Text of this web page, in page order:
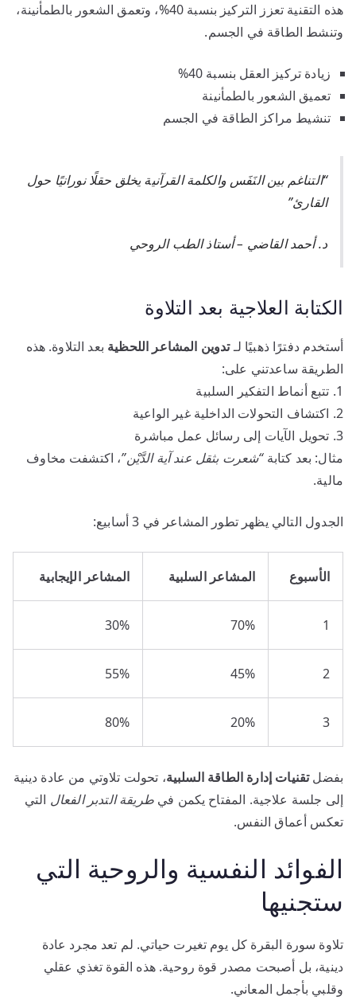
هذه التقنية تعزز التركيز بنسبة 40%، وتعمق الشعور بالطمأنينة،
وتنشط الطاقة في الجسم.
زيادة تركيز العقل بنسبة 40%
تعميق الشعور بالطمأنينة
تنشيط مراكز الطاقة في الجسم
“التناغم بين النَفَس والكلمة القرآنية يخلق حقلًا نورانيًا حول
القارئ”
د. أحمد القاضي – أستاذ الطب الروحي
الكتابة العلاجية بعد التلاوة
أستخدم دفترًا ذهبيًا لـتدوين المشاعر اللحظية بعد التلاوة. هذه
الطريقة ساعدتني على:
1. تتبع أنماط التفكير السلبية
2. اكتشاف التحولات الداخلية غير الواعية
3. تحويل الآيات إلى رسائل عمل مباشرة
مثال: بعد كتابة“شعرت بثقل عند آية الدَّيْن”، اكتشفت مخاوف
مالية.
الجدول التالي يظهر تطور المشاعر في 3 أسابيع:
الأسبوع المشاعر السلبية المشاعر الإيجابية
1
70%
30%
2
45%
55%
3
20%
80%
بفضلتقنيات إدارة الطاقة السلبية، تحولت تلاوتي من عادة دينية
إلى جلسة علاجية. المفتاح يكمن فيطريقة التدبر الفعال التي
تعكس أعماق النفس.
الفوائد النفسية والروحية التي
ستجنيها
تلاوة سورة البقرة كل يوم تغيرت حياتي. لم تعد مجرد عادة
دينية، بل أصبحت مصدر قوة روحية. هذه القوة تغذي عقلي
وقلبي بأجمل المعاني.